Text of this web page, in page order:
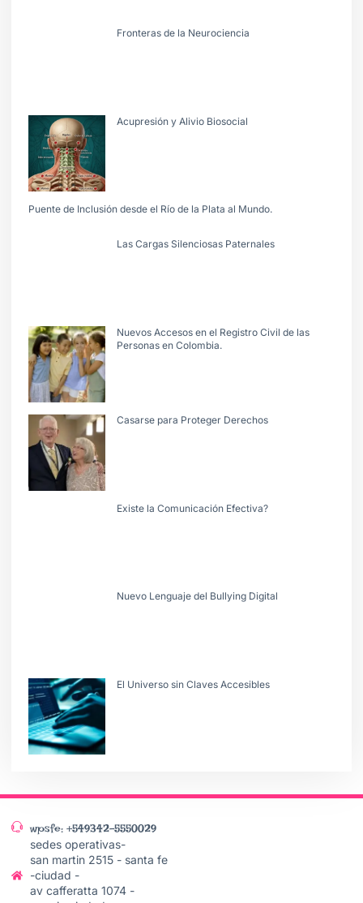
Fronteras de la Neurociencia
Acupresión y Alivio Biosocial
Puente de Inclusión desde el Río de la Plata al Mundo.
Las Cargas Silenciosas Paternales
Nuevos Accesos en el Registro Civil de las
Personas en Colombia.
Casarse para Proteger Derechos
Existe la Comunicación Efectiva?
Nuevo Lenguaje del Bullying Digital
El Universo sin Claves Accesibles
wpsfe: +549342-5550029
sedes operativas-
san martin 2515 - santa fe
-ciudad -
av cafferatta 1074 -